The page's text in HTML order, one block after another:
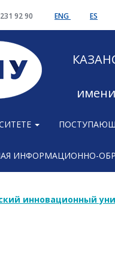
92 90 ENG ES
ИНФОРМАЦИОННО-
инновационный